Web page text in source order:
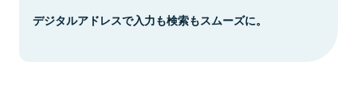
デジタルアドレスで入力も検索もスムーズに。